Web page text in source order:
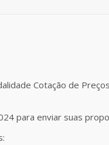
Cotação de
para enviar suas